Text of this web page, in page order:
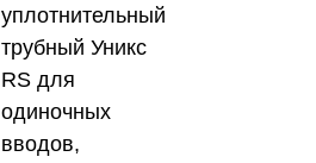
уплотнительный
трубный Уникс
RS для
одиночных
вводов,